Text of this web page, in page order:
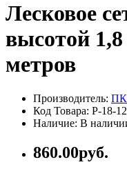
Лесковое
высотой
метров
Производитель:
Код Товара: P-18-
Наличие: В
860.00руб.